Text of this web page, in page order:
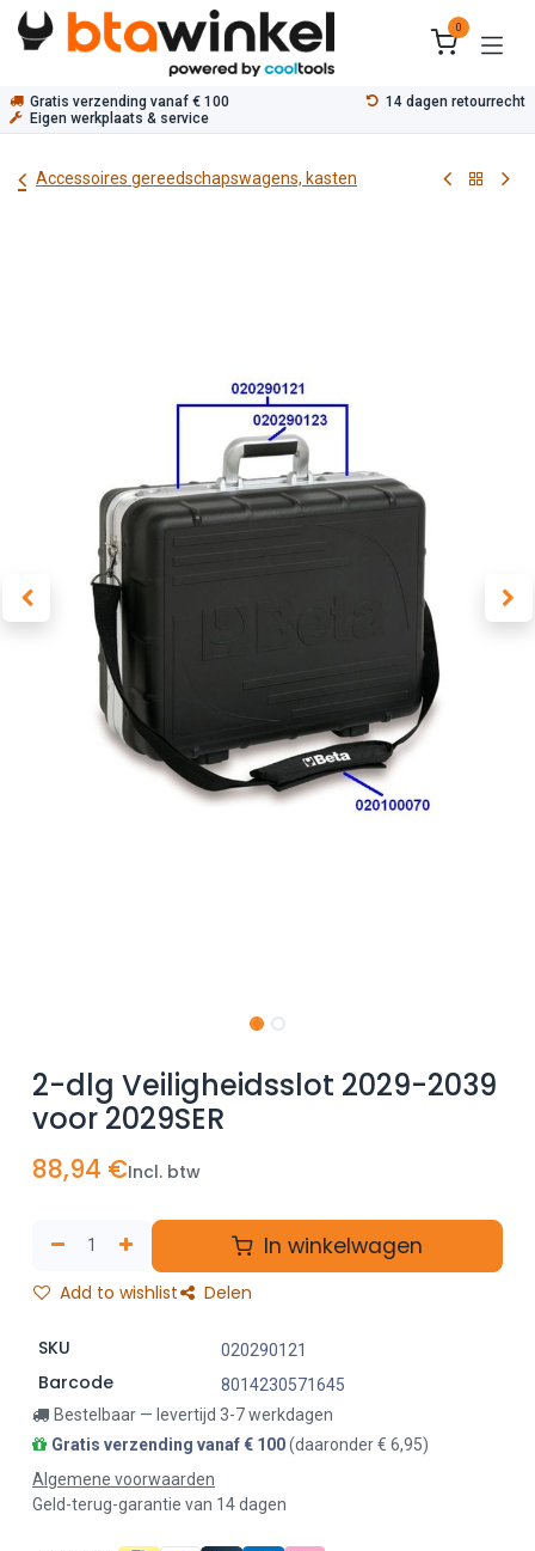
Overslaan naar inhoud
0
Gratis verzending vanaf € 100
14 dagen retourrecht
Eigen werkplaats & service
Accessoires gereedschapswagens, kasten
2-dlg Veiligheidsslot 2029-2039
voor 2029SER
88,94 €Incl. btw
In winkelwagen
Add to wishlist Delen
SKU 020290121
Barcode
8014230571645
Bestelbaar — levertijd 3-7 werkdagen
Gratis verzending vanaf € 100(daaronder € 6,95)
Algemene voorwaarden
Geld-terug-garantie van 14 dagen